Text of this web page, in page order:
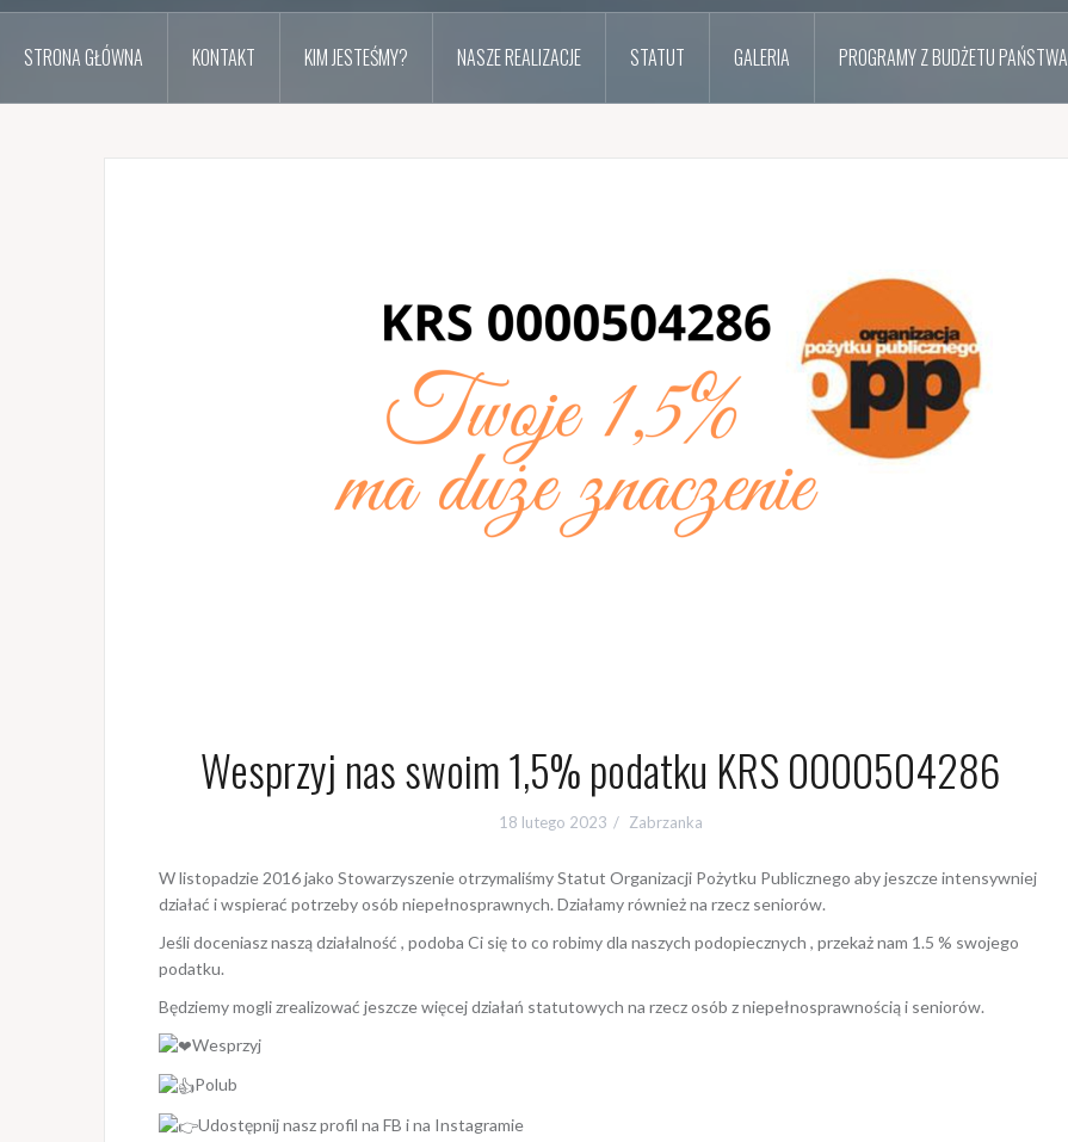
STRONA GŁÓWNA KONTAKT KIM JESTEŚMY? NASZE REALIZACJE STATUT GALERIA PROGRAMY Z BUDŻETU PAŃSTWA
Wesprzyj nas swoim 1,5% podatku KRS 0000504286
18 lutego 2023 Zabrzanka
W listopadzie 2016 jako Stowarzyszenie otrzymaliśmy Statut Organizacji Pożytku Publicznego aby jeszcze intensywniej
działać i wspierać potrzeby osób niepełnosprawnych. Działamy również na rzecz seniorów.
Jeśli doceniasz naszą działalność , podoba Ci się to co robimy dla naszych podopiecznych , przekaż nam 1.5 % swojego
podatku.
Będziemy mogli zrealizować jeszcze więcej działań statutowych na rzecz osób z niepełnosprawnością i seniorów.
Wesprzyj
Polub
Udostępnij nasz profil na FB i na Instagramie